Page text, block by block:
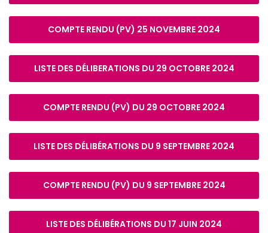
COMPTE RENDU (PV) 25 NOVEMBRE 2024
LISTE DES DÉLIBERATIONS DU 29 OCTOBRE 2024
COMPTE RENDU (PV) DU 29 OCTOBRE 2024
LISTE DES DÉLIBÉRATIONS DU 9 SEPTEMBRE 2024
COMPTE RENDU (PV) DU 9 SEPTEMBRE 2024
LISTE DES DÉLIBÉRATIONS DU 17 JUIN 2024